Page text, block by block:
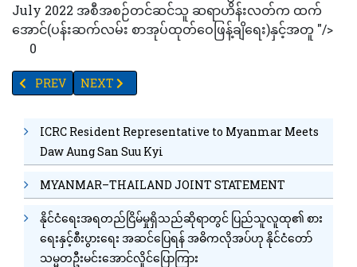
July 2022 အစီအစဉ်တင်ဆင်သူ ဆရာဟိန်းလတ်က ထက်
အောင်(ပန်းဆက်လမ်း စာအုပ်ထုတ်ဝေဖြန့်ချိရေး)နှင့်အတူ "/>
0
PREVIOUS ARTICLE: "ပြောင်းလဲလာသောစာအုပ်ဈေးကွက်နှင့် အွန်လိုင်
PREV NEXT ARTICLE: "ပြောင်းလဲလာသောစာအုပ်ဈေးကွက်နှင့်
NEXT
ICRC Resident Representative to Myanmar Meets
Daw Aung San Suu Kyi
MYANMAR–THAILAND JOINT STATEMENT
နိုင်ငံရေးအရတည်ငြိမ်မှုရှိသည်ဆိုရာတွင် ပြည်သူလူထု၏ စား
ရေးနှင့်စီးပွားရေး အဆင်ပြေရန် အဓိကလိုအပ်ဟု နိုင်ငံတော်
သမ္မတဦးမင်းအောင်လှိုင်ပြောကြား